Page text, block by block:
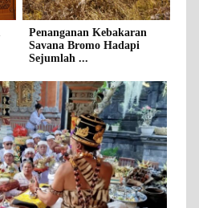
Penanganan Kebakaran
Savana Bromo Hadapi
Sejumlah ...